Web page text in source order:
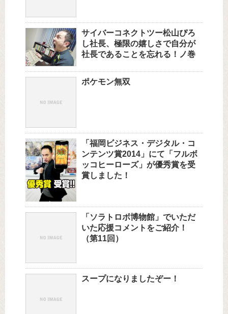
サイバーコネクトツー松山ぴろ
し社長、極限の嬉しさで自分が
社長であることを忘れる！ノ巻
ポケモン無双
「福岡ビジネス・デジタル・コ
ンテンツ賞2014」にて「フルボ
ッコヒーローズ」が優秀賞を受
賞しました！
「ソラトロボ博物館」でいただ
いた応援コメントをご紹介！
（第11回）
スープになりましたぞー！